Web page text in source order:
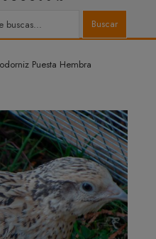
Buscar
Puesta Hembra